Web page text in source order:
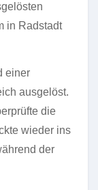
in Radstadt
einer
ausgelöst.
die
wieder ins
der